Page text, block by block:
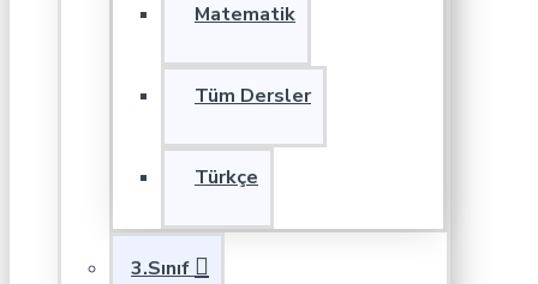
Matematik
Tüm Dersler
Türkçe
3.Sınıf